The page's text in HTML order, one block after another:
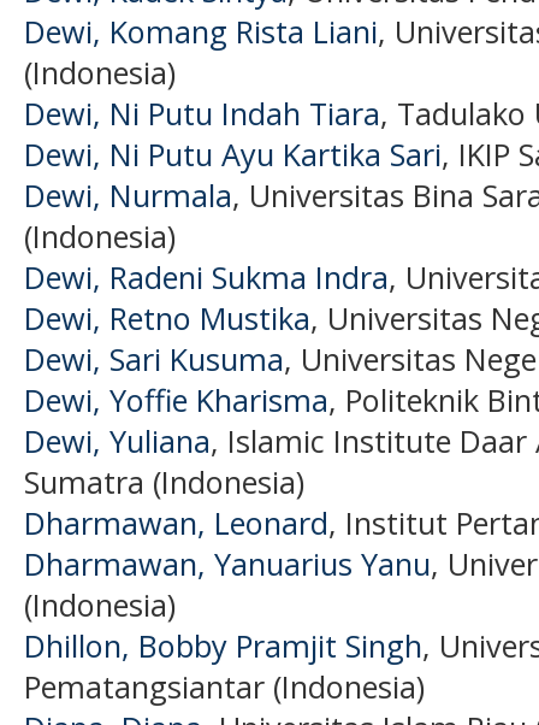
Dewi, Komang Rista Liani,
(Indonesia)
Dewi, Ni Putu Indah Tiara, Tadulako
Dewi, Ni Putu Ayu Kartika Sari, IKIP
Dewi, Nurmala, Universitas Bina
(Indonesia)
Dewi, Radeni Sukma Indra,
Dewi, Retno Mustika, Universitas
Dewi, Sari Kusuma, Universitas
Dewi, Yoffie Kharisma, Politeknik
Dewi, Yuliana, Islamic Institute
Sumatra (Indonesia)
Dharmawan, Leonard, Institut
Dharmawan, Yanuarius Yanu,
(Indonesia)
Dhillon, Bobby Pramjit Singh,
Pematangsiantar (Indonesia)